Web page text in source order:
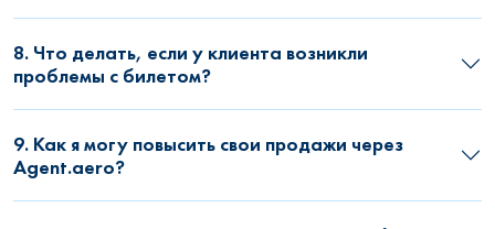
8. Что делать, если у клиента возникли
проблемы с билетом?
9. Как я могу повысить свои продажи через
Agent.aero?